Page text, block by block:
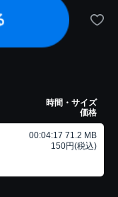
時間・サイズ
価格
00:04:17 71.2 MB
150円(税込)